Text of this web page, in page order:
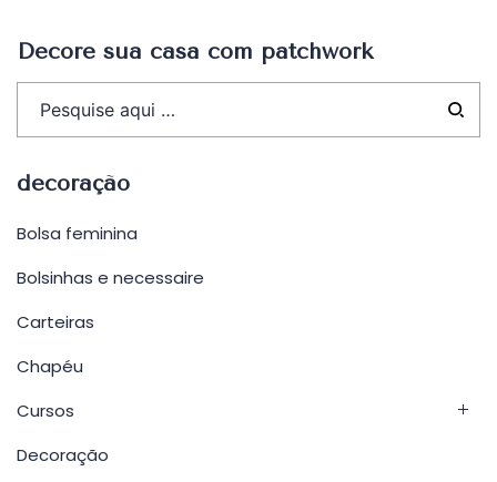
Decore sua casa com patchwork
decoração
Bolsa feminina
Bolsinhas e necessaire
Carteiras
Chapéu
Cursos
Decoração